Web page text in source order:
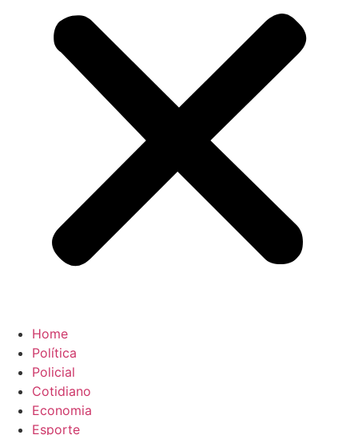
Home
Política
Policial
Cotidiano
Economia
Esporte